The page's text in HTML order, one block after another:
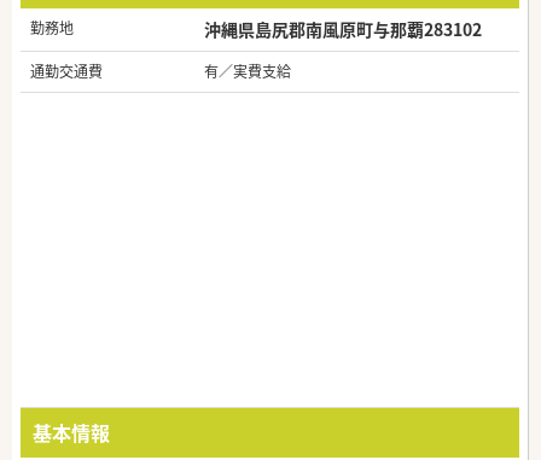
勤務地 沖縄県島尻郡南風原町与那覇283102
通勤交通費 有／実費支給
基本情報